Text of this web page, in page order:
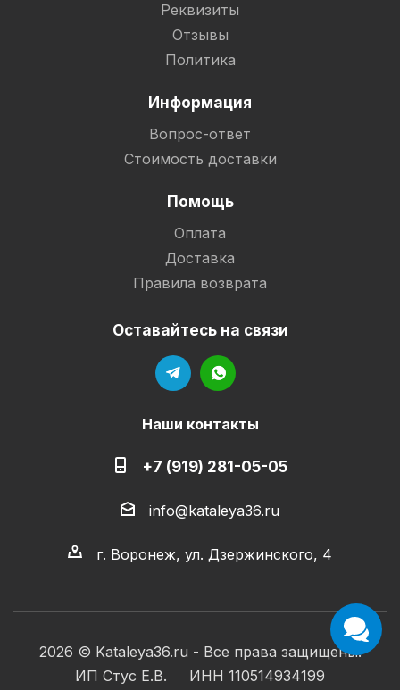
Реквизиты
Отзывы
Политика
Информация
Вопрос-ответ
Стоимость доставки
Помощь
Оплата
Доставка
Правила возврата
Оставайтесь на связи
Наши контакты
+7 (919) 281-05-05
info@kataleya36.ru
г. Воронеж, ул. Дзержинского, 4
2026 © Kataleya36.ru - Все права защищены.
ИП Стус Е.В. ИНН 110514934199